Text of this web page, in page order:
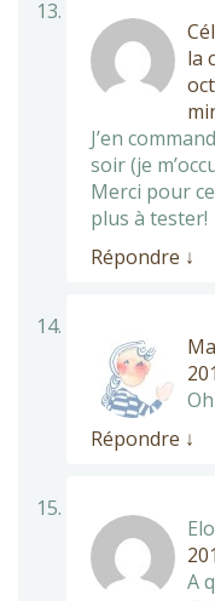
la
J’en
soir (je
Merci pour
plus à tester!
Répondre ↓
Répondre ↓
A